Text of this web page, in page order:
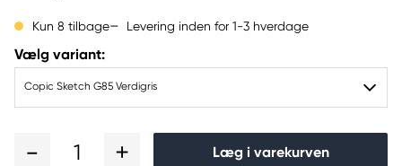
Kun 8 tilbage Levering inden for 1-3 hverdage
Vælg variant:
Copic Sketch G85 Verdigris
1 Læg i varekurven